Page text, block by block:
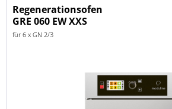
Regenerationsofen
GRE 060 EW XXS
für 6 x GN 2/3